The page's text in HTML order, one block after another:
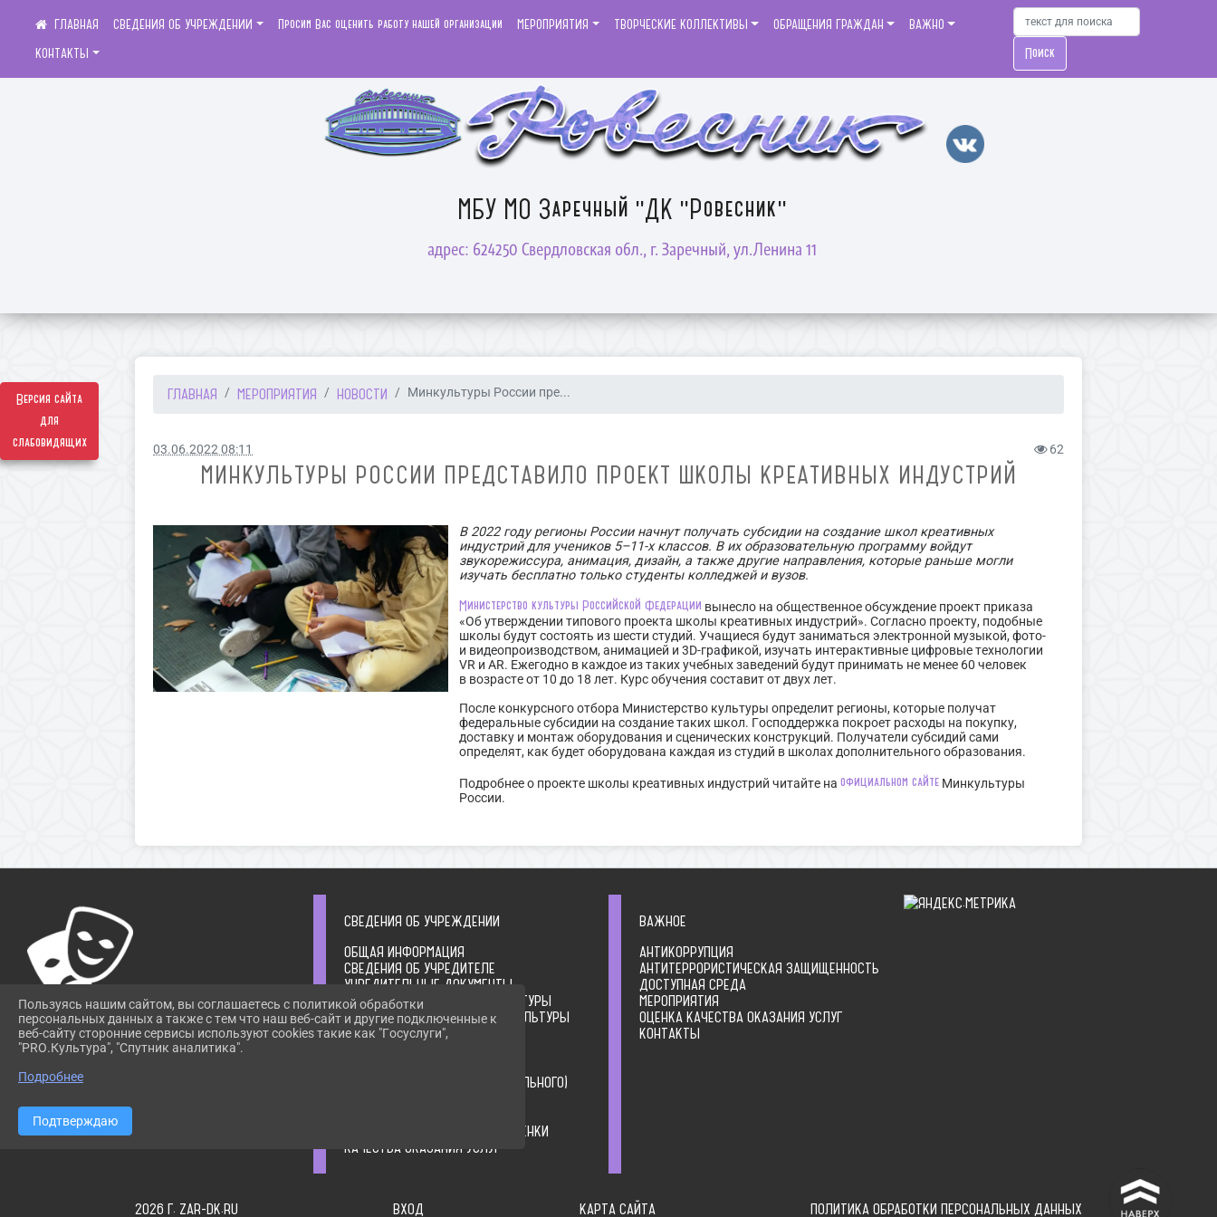
Версия сайта
для
слабовидящих
МБУ МО Заречный "ДК "Ровесник"
адрес: 624250 Свердловская обл., г. Заречный, ул.Ленина 11
СВЕДЕНИЯ ОБ УЧРЕЖДЕНИИ Просим Вас оценить работу нашей организации МЕРОПРИЯТИЯ ТВОРЧЕСКИЕ КОЛЛЕКТИВЫ ОБРАЩЕНИЯ ГРАЖДАН
ВАЖНО
КОНТАКТЫ
Поиск
ГЛАВНАЯ МЕРОПРИЯТИЯ НОВОСТИ Минкультуры России пре...
03.06.2022 08:11 62
МИНКУЛЬТУРЫ РОССИИ ПРЕДСТАВИЛО ПРОЕКТ ШКОЛЫ КРЕАТИВНЫХ ИНДУСТРИЙ
В 2022 году регионы России начнут получать субсидии на создание школ креативных
индустрий для учеников 5–11-х классов. В их образовательную программу войдут
звукорежиссура, анимация, дизайн, а также другие направления, которые раньше могли
изучать бесплатно только студенты колледжей и вузов.
Министерство культуры Российской Федерации вынесло на общественное обсуждение проект приказа
«Об утверждении типового проекта школы креативных индустрий». Согласно проекту, подобные
школы будут состоять из шести студий. Учащиеся будут заниматься электронной музыкой, фото-
и видеопроизводством, анимацией и 3D-графикой, изучать интерактивные цифровые технологии
VR и AR. Ежегодно в каждое из таких учебных заведений будут принимать не менее 60 человек
в возрасте от 10 до 18 лет. Курс обучения составит от двух лет.
После конкурсного отбора Министерство культуры определит регионы, которые получат
федеральные субсидии на создание таких школ. Господдержка покроет расходы на покупку,
доставку и монтаж оборудования и сценических конструкций. Получатели субсидий сами
определят, как будет оборудована каждая из студий в школах дополнительного образования.
Подробнее о проекте школы креативных индустрий читайте наофициальном сайте Минкультуры
России.
ПРИ ИСПОЛЬЗОВАНИИ МАТЕРИАЛОВ САЙТА
ССЫЛКА
ОБЯЗАТЕЛЬНА. АВТОМАТИЗИРОВАННОЕ
ИЗВЛЕЧЕНИЕ
СВЕДЕНИЯ ОБ УЧРЕЖДЕНИИ
ОБЩАЯ ИНФОРМАЦИЯ
СВЕДЕНИЯ ОБ УЧРЕДИТЕЛЕ
УЧРЕДИТЕЛЬНЫЕ ДОКУМЕНТЫ
СТРУКТУРА ОРГАНИЗАЦИИ КУЛЬТУРЫ
РУКОВОДСТВО ОРГАНИЗАЦИИ КУЛЬТУРЫ
ИНФОРМАЦИЯ О ДЕЯТЕЛЬНОСТИ
ГОСУДАРСТВЕННОГО (МУНИЦИПАЛЬНОГО)
РЕЗУЛЬТАТЫ НЕЗАВИСИМОЙ ОЦЕНКИ
КАЧЕСТВА ОКАЗАНИЯ УСЛУГ
ВАЖНОЕ
АНТИКОРРУПЦИЯ
АНТИТЕРРОРИСТИЧЕСКАЯ ЗАЩИЩЕННОСТЬ
ДОСТУПНАЯ СРЕДА
МЕРОПРИЯТИЯ
ОЦЕНКА КАЧЕСТВА ОКАЗАНИЯ УСЛУГ
КОНТАКТЫ
^
2026 Г. ZAR-DK.RU ВХОД КАРТА САЙТА ПОЛИТИКА ОБРАБОТКИ ПЕРСОНАЛЬНЫХ ДАННЫХ
Пользуясь нашим сайтом, вы соглашаетесь с политикой обработки
персональных данных а также с тем что наш веб-сайт и другие подключенные к
веб-сайту сторонние сервисы используют cookies такие как "Госуслуги",
"PRO.Культура", "Спутник аналитика".
Подробнее
Подтверждаю